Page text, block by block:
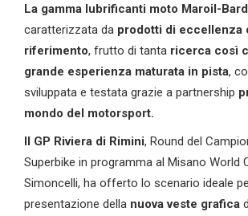
La gamma lubrificanti moto Maroil-
caratterizzata da prodotti di eccellenza
riferimento, frutto di tanta ricerca così
grande esperienza maturata in pista,
sviluppata e testata grazie a partnership
mondo del motorsport.
Il GP Riviera di Rimini, Round del
Superbike in programma al Misano World
Simoncelli, ha offerto lo scenario ideale
presentazione della nuova veste grafica